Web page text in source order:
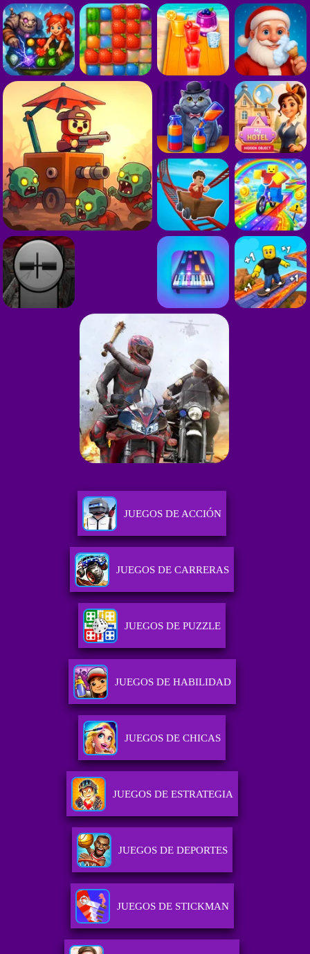
JUEGOS DE ACCIÓN
JUEGOS DE CARRERAS
JUEGOS DE PUZZLE
JUEGOS DE HABILIDAD
JUEGOS DE CHICAS
JUEGOS DE ESTRATEGIA
JUEGOS DE DEPORTES
JUEGOS DE STICKMAN